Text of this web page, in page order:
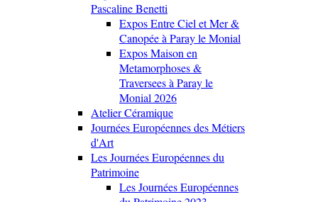
Pascaline Benetti
Expos Entre Ciel et Mer &
Canopée à Paray le Monial
Expos Maison en
Metamorphoses &
Traversees à Paray le
Monial 2026
Atelier Céramique
Journées Européennes des Métiers
d'Art
Les Journées Européennes du
Patrimoine
Les Journées Européennes